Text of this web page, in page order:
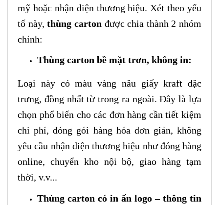
mỹ hoặc nhận diện thương hiệu. Xét theo yếu
tố này,thùng carton được chia thành 2 nhóm
chính:
Thùng carton bề mặt trơn, không in:
Loại này có màu vàng nâu giấy kraft đặc
trưng, đồng nhất từ trong ra ngoài. Đây là lựa
chọn phổ biến cho các đơn hàng cần tiết kiệm
chi phí, đóng gói hàng hóa đơn giản, không
yêu cầu nhận diện thương hiệu như đóng hàng
online, chuyển kho nội bộ, giao hàng tạm
thời, v.v...
Thùng carton có in ấn logo – thông tin